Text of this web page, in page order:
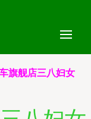
旗舰店三八妇女